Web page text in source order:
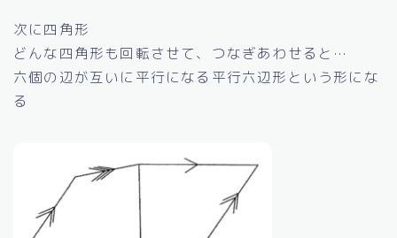
次に四角形
どんな四角形も回転させて、つなぎあわせると…
六個の辺が互いに平行になる平行六辺形という形にな
る